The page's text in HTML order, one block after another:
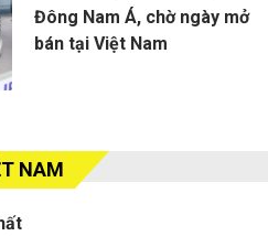
Đông Nam Á, chờ ngày mở
bán tại Việt Nam
NAM